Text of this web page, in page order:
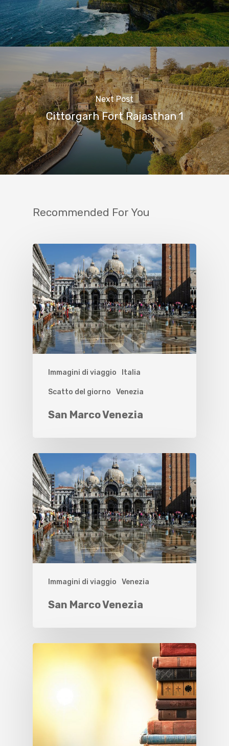
Next Post
Cittorgarh Fort Rajasthan 1
Recommended For You
Immagini di viaggio Italia
Scatto del giorno Venezia
San Marco Venezia
Immagini di viaggio Venezia
San Marco Venezia